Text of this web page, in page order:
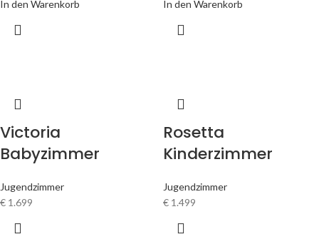
In den Warenkorb In den Warenkorb
Victoria
Babyzimmer
Jugendzimmer
€ 1.699
Rosetta
Kinderzimmer
Jugendzimmer
€ 1.499